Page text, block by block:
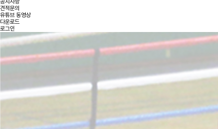
공지사항
견적문의
유튜브 동영상
다운로드
로그인